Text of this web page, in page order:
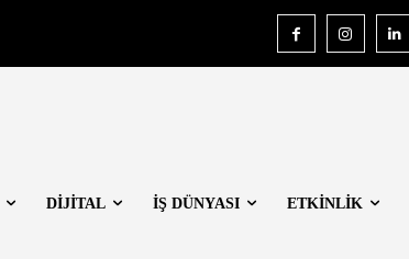
DİJİTAL İŞ DÜNYASI ETKİNLİK